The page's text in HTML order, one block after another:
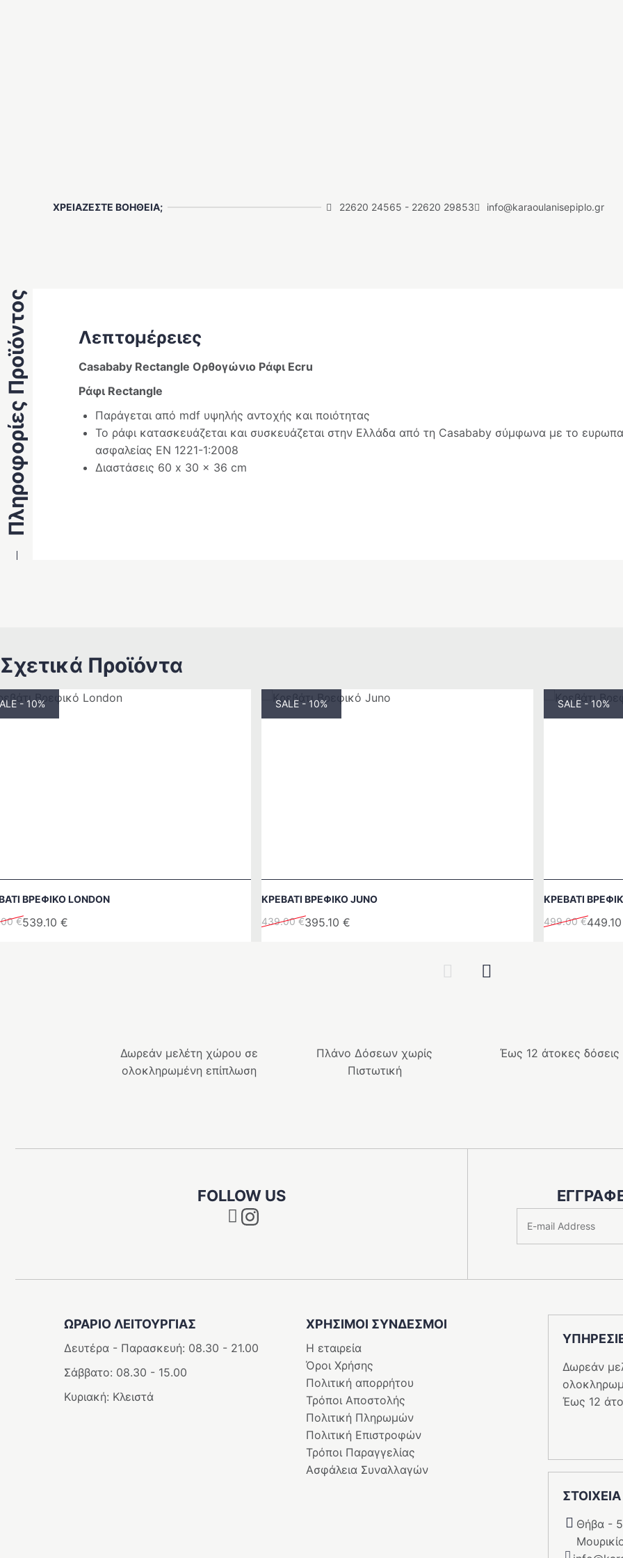
ΧΡΕΙΑΖΕΣΤΕ ΒΟΗΘΕΙΑ; 22620 24565 - 22620 29853 info@karaoulanisepiplo.gr
Πληροφορίες Προϊόντος Λεπτομέρειες
Casababy Rectangle Ορθογώνιο Ράφι Ecru
Ράφι Rectangle
Παράγεται από mdf υψηλής αντοχής και ποιότητας
Το ράφι κατασκευάζεται και συσκευάζεται στην Ελλάδα από τη Casababy σύμφωνα με το
ασφαλείας EN 1221-1:2008
Διαστάσεις 60 x 30 x 36 cm
Σχετικά Προϊόντα
Previous
- 10%
ΒΡΕΦΙΚΌ LONDON
€539.10 €
SALE - 10%
ΚΡΕΒΆΤΙ ΒΡΕΦΙΚΌ JUNO
439.00€
Original 395.10 €
Η
SALE - 10%
ΚΡΕΒΆΤΙ
499.00€
Original
Η
Next
Δωρεάν μελέτη χώρου σε
ολοκληρωμένη επίπλωση
Πλάνο Δόσεων χωρίς
Πιστωτική
Έως 12 άτοκες δόσεις
FOLLOW US
Instagram
ΩΡΑΡΙΟ ΛΕΙΤΟΥΡΓΊΑΣ
Δευτέρα - Παρασκευή: 08.30 - 21.00
Σάββατο: 08.30 - 15.00
Κυριακή: Κλειστά
ΧΡΗΣΙΜΟΙ ΣΥΝΔΕΣΜΟΙ
Η εταιρεία
Όροι Χρήσης
Πολιτική απορρήτου
Τρόποι Αποστολής
Πολιτική Πληρωμών
Πολιτική Επιστροφών
Τρόποι Παραγγελίας
Ασφάλεια Συναλλαγών
Δωρεάν
Έως 12
Θήβα -